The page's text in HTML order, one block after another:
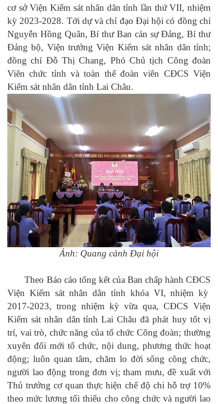
cơ sở Viện Kiểm sátnhân dân tỉnh lần thứVII, nhiệm
kỳ 2023-2028. Tới dự và chỉ đạo Đại hội có đồng chí
Nguyễn Hồng Quân, Bí thư Ban cán sự Đảng, Bí thư
Đảng bộ, Viện trưởng Viện Kiểmsátnhân dân tỉnh;
đồng chí Đỗ Thị Chang, Phó Chủ tịch Công đoàn
Viên chức tỉnh và toàn thể đoàn viên CĐCS Viện
Kiểm sát nhân dân tỉnh Lai Châu.
Ảnh: Quang cảnh Đại hội
Theo Báo cáo tổng kết của Ban chấp hành CĐCS
Viện Kiểm sátnhândân tỉnh khóa VI, nhiệm kỳ
2017-2023, trong nhiệm kỳ vừa qua, CĐCS Viện
Kiểmsátnhân dân tỉnh Lai Châu đã phát huy tốt vị
trí, vai trò, chức năng của tổ chức Công đoàn; thường
xuyên đổi mới tổ chức, nội dung, phương thức hoạt
động; luôn quan tâm, chăm lo đời sống công chức,
người lao động trong đơn vị; tham mưu, đề xuất với
Thủ trưởng cơ quan thực hiện chế độ chi hỗ trợ 10%
theo mức lương tối thiểu cho công chức và người lao